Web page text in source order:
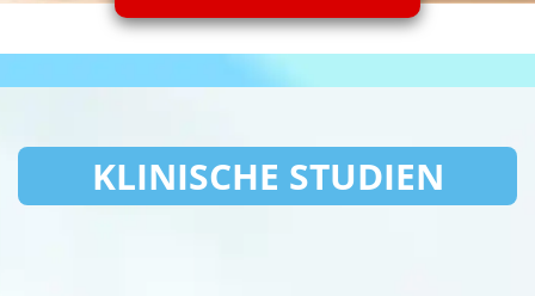
KLINISCHE STUDIEN